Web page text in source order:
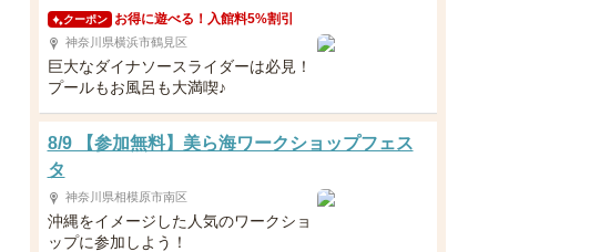
クーポン お得に遊べる！入館料5%割引
神奈川県横浜市鶴見区
巨大なダイナソースライダーは必見！
プールもお風呂も大満喫♪
8/9 【参加無料】美ら海ワークショップフェス
タ
神奈川県相模原市南区
沖縄をイメージした人気のワークショ
ップに参加しよう！